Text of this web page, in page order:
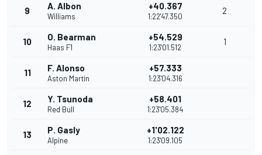
9 A. Albon
Williams
+40.367
1:22'47.350
2
10 O. Bearman
Haas F1
+54.529
1:23'01.512
1
11 F. Alonso
Aston Martin
+57.333
1:23'04.316
12 Y. Tsunoda
Red Bull
+58.401
1:23'05.384
13 P. Gasly
Alpine
+1'02.122
1:23'09.105